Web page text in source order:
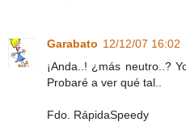
Garabato 12/12/07 16:02
¡Anda..! ¿más neutro..?
Probaré a ver qué tal..
Fdo. RápidaSpeedy